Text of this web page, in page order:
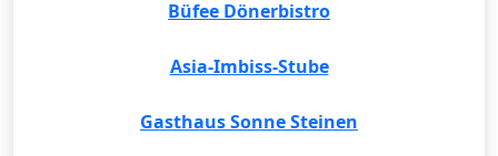
Büfee Dönerbistro
Asia-Imbiss-Stube
Gasthaus Sonne Steinen